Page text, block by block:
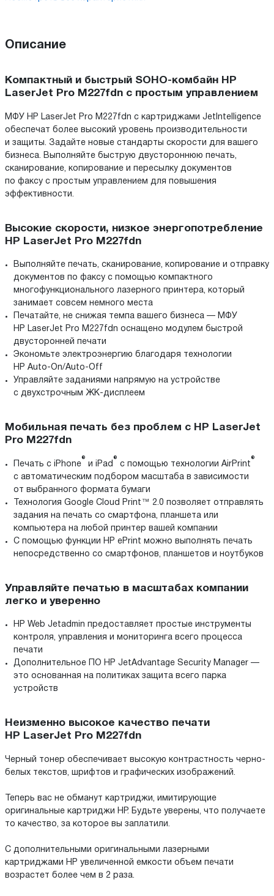
Описание
Компактный и быстрый SOHO-комбайн HP
LaserJet Pro M227fdn с простым управлением
МФУ HP LaserJet Pro M227fdn с картриджами JetIntelligence
обеспечат более высокий уровень производительности
и защиты. Задайте новые стандарты скорости для вашего
бизнеса. Выполняйте быструю двустороннюю печать,
сканирование, копирование и пересылку документов
по факсу с простым управлением для повышения
эффективности.
Высокие скорости, низкое энергопотребление
HP LaserJet Pro M227fdn
Выполняйте печать, сканирование, копирование и отправку
документов по факсу с помощью компактного
многофункционального лазерного принтера, который
занимает совсем немного места
Печатайте, не снижая темпа вашего бизнеса — МФУ
HP LaserJet Pro M227fdn оснащено модулем быстрой
двусторонней печати
Экономьте электроэнергию благодаря технологии
HP Auto-On/Auto-Off
Управляйте заданиями напрямую на устройстве
c двухстрочным ЖК-дисплеем
Мобильная печать без проблем c HP LaserJet
Pro M227fdn
Печать с iPhone
®
и iPad
®
с помощью технологии AirPrint
®
с автоматическим подбором масштаба в зависимости
от выбранного формата бумаги
Технология Google Cloud Print™ 2.0 позволяет отправлять
задания на печать со смартфона, планшета или
компьютера на любой принтер вашей компании
С помощью функции HP ePrint можно выполнять печать
непосредственно со смартфонов, планшетов и ноутбуков
Управляйте печатью в масштабах компании
легко и уверенно
HP Web Jetadmin предоставляет простые инструменты
контроля, управления и мониторинга всего процесса
печати
Дополнительное ПО HP JetAdvantage Security Manager —
это основанная на политиках защита всего парка
устройств
Неизменно высокое качество печати
HP LaserJet Pro M227fdn
Черный тонер обеспечивает высокую контрастность черно-
белых текстов, шрифтов и графических изображений.
Теперь вас не обманут картриджи, имитирующие
оригинальные картриджи HP. Будьте уверены, что получаете
то качество, за которое вы заплатили.
С дополнительными оригинальными лазерными
картриджами HP увеличенной емкости объем печати
возрастет более чем в 2 раза.